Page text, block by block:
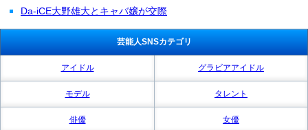
Da-iCE大野雄大とキャバ嬢が交際
芸能人SNSカテゴリ
アイドル グラビアアイドル
モデル タレント
俳優 女優